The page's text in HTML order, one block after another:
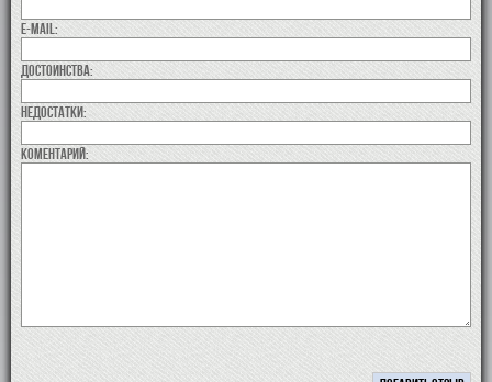
E-MAIL:
Достоинства:
недостатки:
коментарий: